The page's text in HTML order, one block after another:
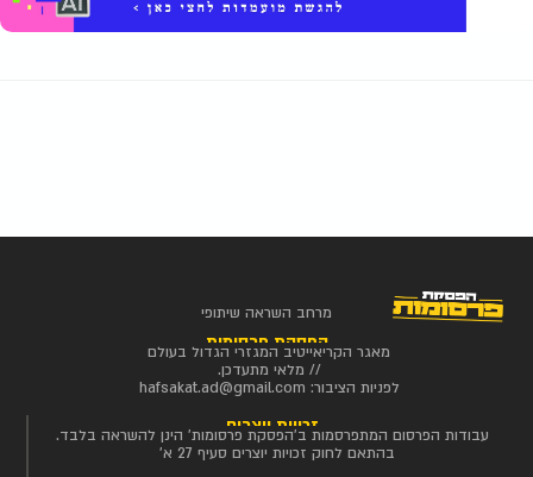
מרחב השראה שיתופי
הפסקת פרסומות
מאגר הקריאייטיב המגזרי הגדול בעולם
// מלאי מתעדכן.
לפניות הציבור: hafsakat.ad@gmail.com
זכויות יוצרים
עבודות הפרסום המתפרסמות ב'הפסקת פרסומות' הינן להשראה בלבד.
בהתאם לחוק זכויות יוצרים סעיף 27 א'